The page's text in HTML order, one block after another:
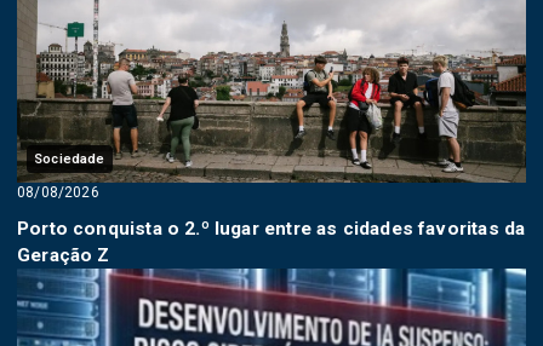
Sociedade
08/08/2026
Porto conquista o 2.º lugar entre as cidades favoritas da
Geração Z